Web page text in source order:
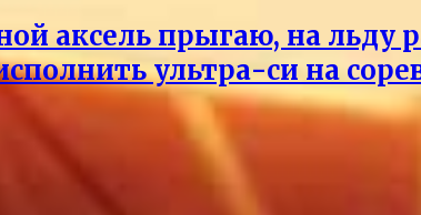
аксель прыгаю, на льду
ультра-си на